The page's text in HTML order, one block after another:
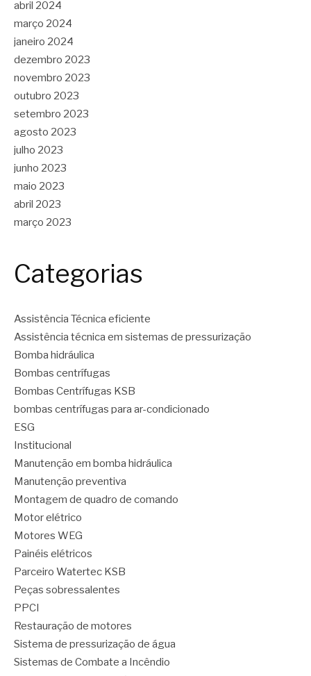
abril 2024
março 2024
janeiro 2024
dezembro 2023
novembro 2023
outubro 2023
setembro 2023
agosto 2023
julho 2023
junho 2023
maio 2023
abril 2023
março 2023
Categorias
Assistência Técnica eficiente
Assistência técnica em sistemas de pressurização
Bomba hidráulica
Bombas centrífugas
Bombas Centrífugas KSB
bombas centrífugas para ar-condicionado
ESG
Institucional
Manutenção em bomba hidráulica
Manutenção preventiva
Montagem de quadro de comando
Motor elétrico
Motores WEG
Painéis elétricos
Parceiro Watertec KSB
Peças sobressalentes
PPCI
Restauração de motores
Sistema de pressurização de água
Sistemas de Combate a Incêndio